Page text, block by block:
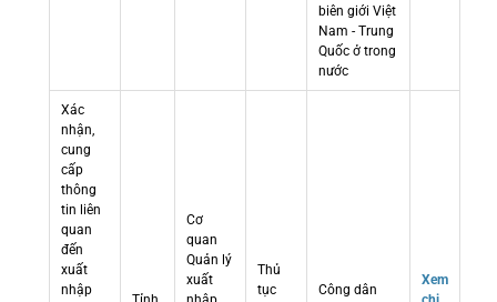
biên giới Việt
Nam - Trung
Quốc ở trong
nước
Xác
nhận,
cung
cấp
thông
tin liên
quan
đến
xuất
nhập
Cơ
quan
Quản lý
xuất
Thủ
tục
Công dân
Xem